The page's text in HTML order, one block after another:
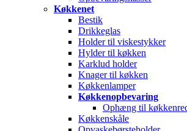
Køkkenet
Bestik
Drikkeglas
Holder til viskestykker
Hylder til køkken
Karklud holder
Knager til køkken
Køkkenlamper
Køkkenopbevaring
Ophæng til
Køkkenskåle